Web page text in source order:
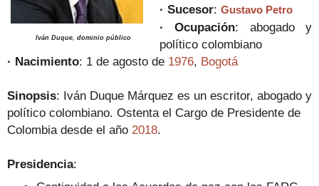
Iván Duque, dominio público
· Sucesor: Gustavo Petro
· Ocupación: abogado y
político colombiano
· Nacimiento: 1 de agosto de 1976, Bogotá
Sinopsis:
Iván Duque Márquez es un escritor, abogado y
político colombiano. Ostenta el Cargo de Presidente de
Colombia desde el año 2018.
Presidencia: